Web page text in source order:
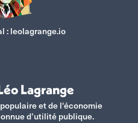
:leolagrange.io
Lagrange
et de l'économie
d’utilité publique.